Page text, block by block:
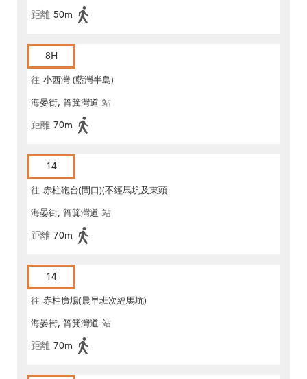
距離 50m
8H
往 小西灣 (藍灣半島)
海晏街, 筲箕灣道 站
距離 70m
14
往 赤柱砲台(閘口)(不經馬坑及東頭
灣道)
海晏街, 筲箕灣道 站
距離 70m
14
往 赤柱廣場(晨早班次經馬坑)
海晏街, 筲箕灣道 站
距離 70m